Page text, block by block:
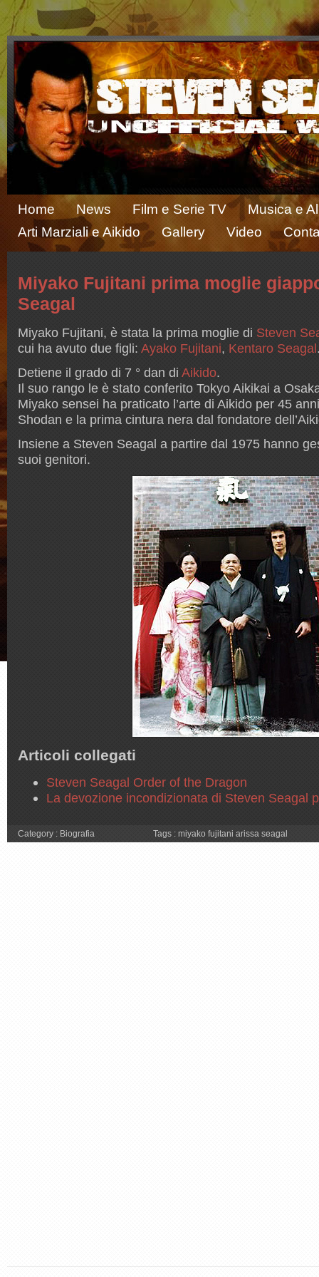
Home News Film e Serie TV
Musica e
Arti Marziali e Aikido
Gallery Video
Miyako Fujitani prima moglie
Seagal
Miyako Fujitani, è stata la prima moglie di Steven
cui ha avuto due figli: Ayako Fujitani, Kentaro Seagal
Detiene il grado di 7 ° dan di Aikido.
Il suo rango le è stato conferito Tokyo Aikikai a
Miyako sensei ha praticato l’arte di Aikido per 45
Shodan e la prima cintura nera dal fondatore
Insiene a Steven Seagal a partire dal 1975 hanno
suoi genitori.
Articoli collegati
Steven Seagal Order of the Dragon
La devozione incondizionata di Steven Seagal
Category : Biografia Tags : miyako fujitani arissa seagal